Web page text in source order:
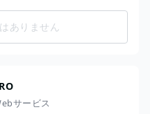
ありません
サービス